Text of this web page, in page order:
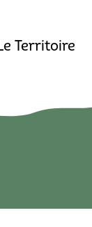
Territoire